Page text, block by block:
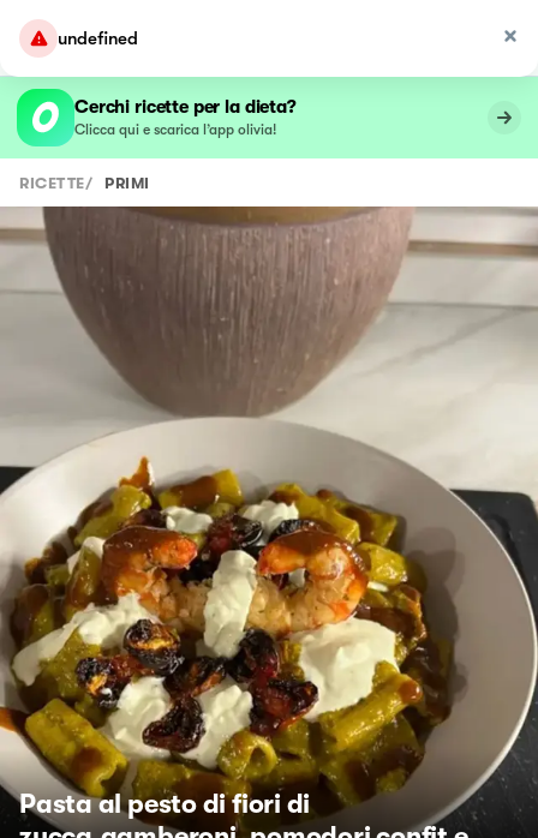
undefined
Cerchi ricette per la dieta?
Clicca qui e scarica l’app olivia!
RICETTE/ PRIMI
Pasta al pesto di fiori di